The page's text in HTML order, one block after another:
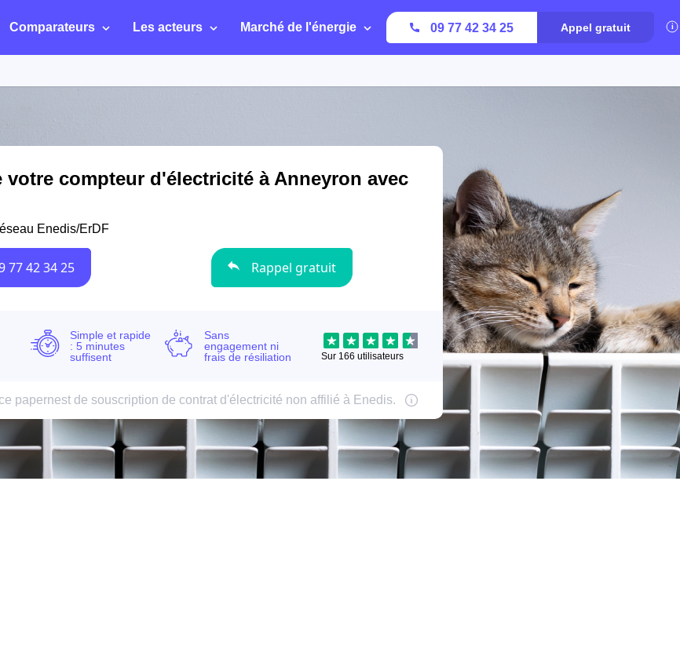
Comparateurs Les acteurs Marché de l'énergie 09 77 42 34 25 Appel gratuit